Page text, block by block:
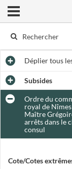
Ouvrir le menu
Dépliertous
Subsides
Ordre du
royal de
Maître
arrêts dans le
consul
Cote/Cotes